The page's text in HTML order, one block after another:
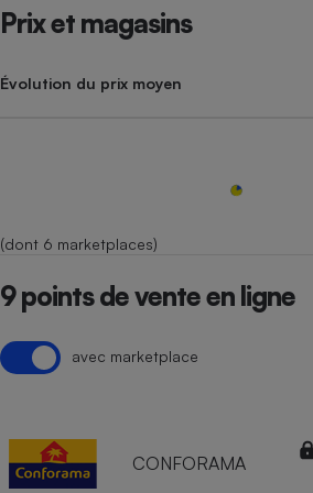
Prix et magasins
Évolution du prix moyen
(dont 6 marketplaces)
9 points de vente en ligne
avec marketplace
CONFORAMA